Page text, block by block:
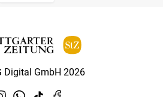
Digital GmbH 2026